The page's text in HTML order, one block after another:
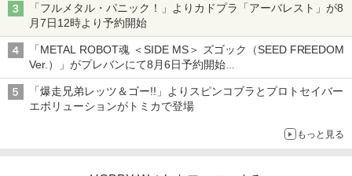
「フルメタル・パニック！」よりカドプラ「アーバレスト」が8
月7日12時より予約開始
「METAL ROBOT魂 ＜SIDE MS＞ ズゴック（SEED FREEDOM
Ver.）」がプレバンにて8月6日予約開始
「METAL ROBOT魂 ＜SIDE MS＞ キャバリアーアイフリッド」
も同時予約開始
「爆走兄弟レッツ＆ゴー!!」よりスピンコブラとプロトセイバー
エボリューションがトミカで登場
もっと見る